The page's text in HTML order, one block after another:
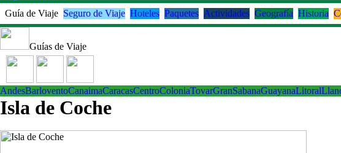
Guía de Viaje Seguro de Viaje Hoteles Paquetes Actividades Geografía Historia
Guías de Viaje
AndesBarloventoCanaimaCaracasCentroColoniaTovarGranSabanaGuayanaLitoral
Isla de Coche